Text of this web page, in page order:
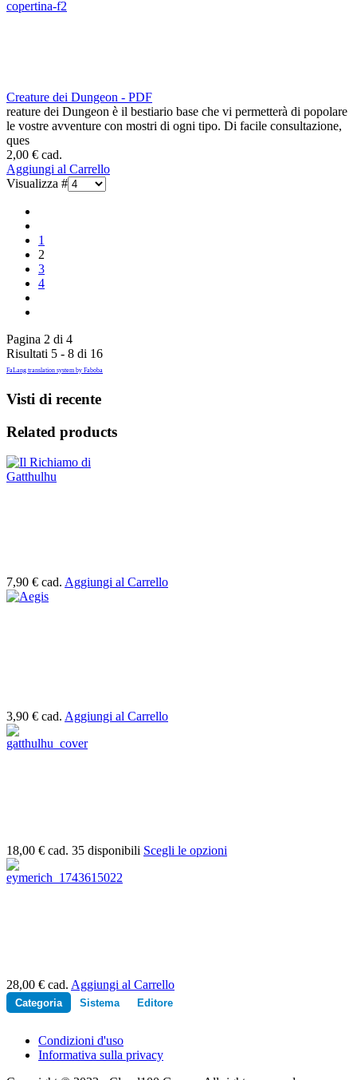
Creature dei Dungeon - PDF
reature dei Dungeon è il bestiario base che vi permetterà di popolare
le vostre avventure con mostri di ogni tipo. Di facile consultazione,
ques
2,00 € cad.
Aggiungi al Carrello
Visualizza #
1
2
3
4
Pagina 2 di 4
Risultati 5 - 8 di 16
FaLang translation system by Faboba
Visti di recente
Related products
7,90 € cad. Aggiungi al Carrello
3,90 € cad. Aggiungi al Carrello
18,00 € cad. 35 disponibili Scegli le opzioni
28,00 € cad. Aggiungi al Carrello
Categoria Sistema Editore
Condizioni d'uso
Informativa sulla privacy